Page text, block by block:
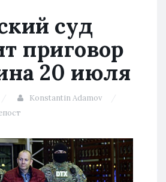
суд
приговор
20 июля
Konstantin Adamov